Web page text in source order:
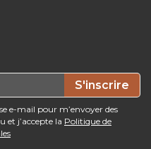
S'inscrire
e-mail pour m’envoyer des
et j’accepte la Politique de